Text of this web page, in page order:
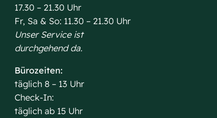
17.30 – 21.30 Uhr
Fr, Sa & So: 11.30 – 21.30 Uhr
Unser Service ist
durchgehend da.
Bürozeiten:
täglich 8 – 13 Uhr
Check-In:
täglich ab 15 Uhr